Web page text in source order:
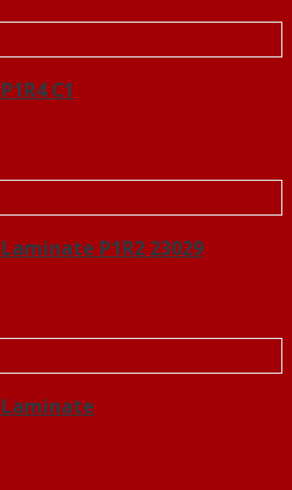
C1
P1R2 23029
Laminate